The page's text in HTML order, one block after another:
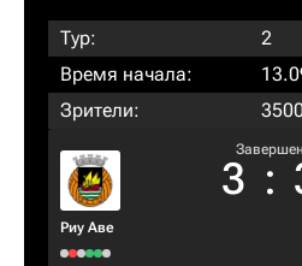
Тур:
2
Время начала:
Зрители:
3500
Риу Аве
Завершен
3 :